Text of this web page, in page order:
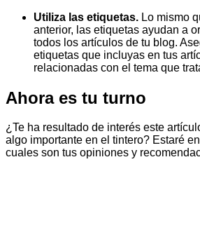
Utiliza las etiquetas. Lo mismo
anterior, las etiquetas ayudan a
todos los artículos de tu blog.
etiquetas que incluyas en tus
relacionadas con el tema que
Ahora es tu turno
¿Te ha resultado de interés este
algo importante en el tintero? Estaré
cuales son tus opiniones y